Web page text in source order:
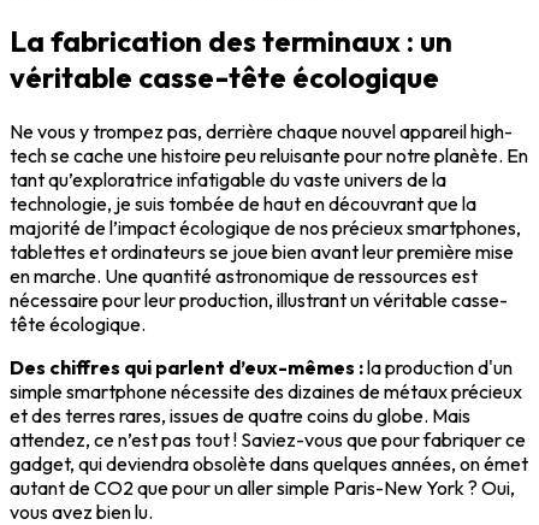
La fabrication des terminaux : un
véritable casse-tête écologique
Ne vous y trompez pas, derrière chaque nouvel appareil high-
tech se cache une histoire peu reluisante pour notre planète. En
tant qu’exploratrice infatigable du vaste univers de la
technologie, je suis tombée de haut en découvrant que la
majorité de l’impact écologique de nos précieux smartphones,
tablettes et ordinateurs se joue bien avant leur première mise
en marche. Une quantité astronomique de ressources est
nécessaire pour leur production, illustrant un véritable casse-
tête écologique.
Des chiffres qui parlent d’eux-mêmes :la production d'un
simple smartphone nécessite des dizaines de métaux précieux
et des terres rares, issues de quatre coins du globe. Mais
attendez, ce n’est pas tout ! Saviez-vous que pour fabriquer ce
gadget, qui deviendra obsolète dans quelques années, on émet
autant de CO2 que pour un aller simple Paris-New York ? Oui,
vous avez bien lu.